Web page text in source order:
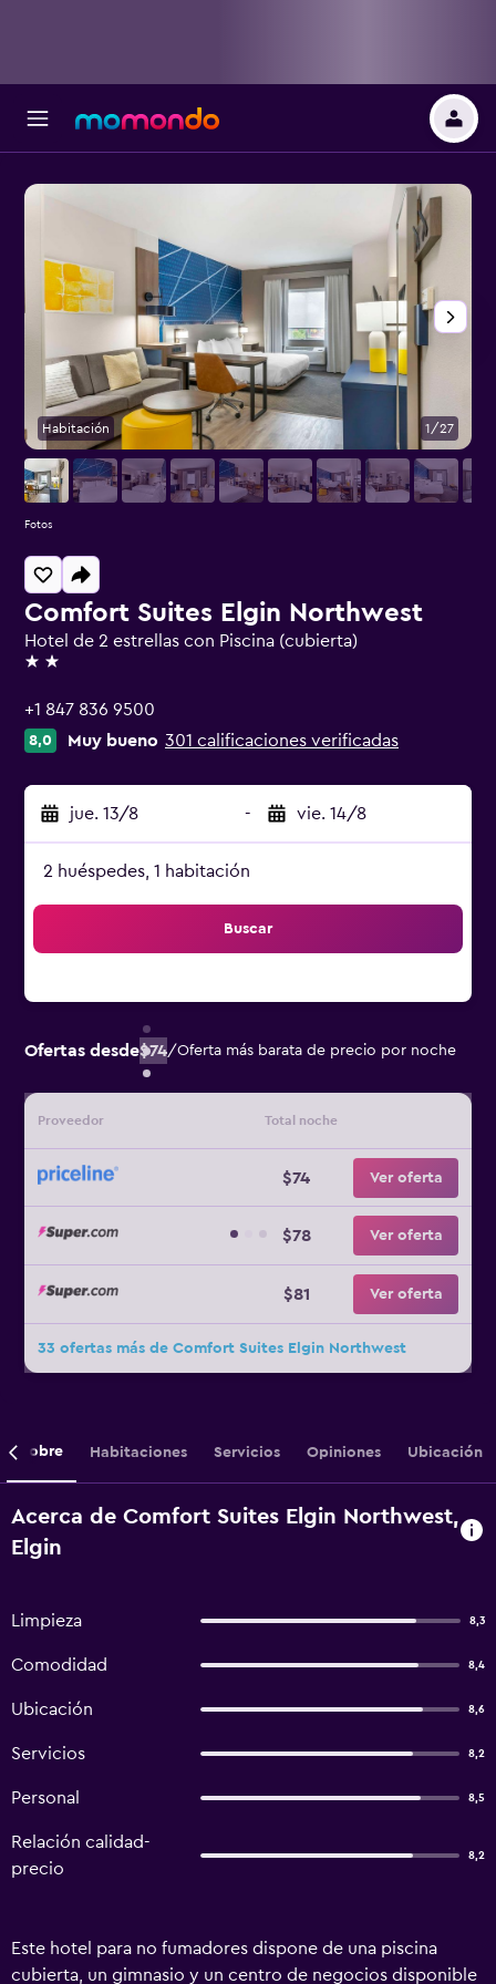
Comfort Suites Elgin Northwest
Hotel de 2 estrellas con Piscina (cubierta)
2 estrellas
+1 847 836 9500
8,0 Muy bueno 301 calificaciones verificadas
jue. 13/8 - vie. 14/8
2 huéspedes, 1 habitación
Buscar
Ofertas desde$74/Oferta más barata de precio por noche
Proveedor Total noche
$74 Ver oferta
$78 Ver oferta
$81 Ver oferta
33 ofertas más de Comfort Suites Elgin Northwest
Habitación 1/27
Fotos
Sobre Habitaciones Servicios Opiniones Ubicación
Acerca de Comfort Suites Elgin Northwest,
Elgin
Limpieza 8,3
Comodidad 8,4
Ubicación 8,6
Servicios 8,2
Personal 8,5
Relación calidad-
precio
8,2
Este hotel para no fumadores dispone de una piscina
cubierta, un gimnasio y un centro de negocios disponible